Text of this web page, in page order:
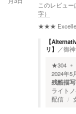
このレビュー
字）
★★★
【
リ】
／御
★304
2024年5
残酷描
ライト
配信